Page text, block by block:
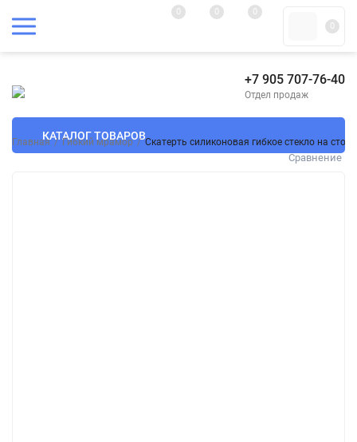
0 0
0
0
+7 905 707-76-40
Отдел продаж
КАТАЛОГ ТОВАРОВ
Главная / Гибкий мрамор / Скатерть силиконовая гибкое стекло на
Сравнение